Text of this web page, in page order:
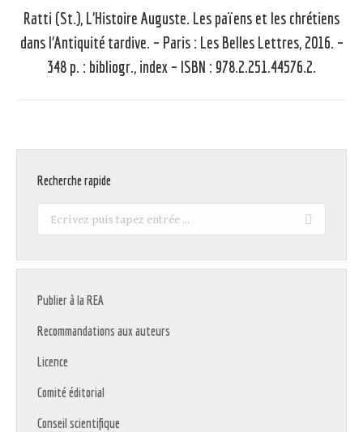
Article
suivant
Ratti (St.), L’Histoire Auguste. Les païens et les chrétiens
dans l’Antiquité tardive. – Paris : Les Belles Lettres, 2016. –
348 p. : bibliogr., index – ISBN : 978.2.251.44576.2.
Recherche rapide
Recherche
Publier à la REA
Recommandations aux auteurs
Licence
Comité éditorial
Conseil scientifique